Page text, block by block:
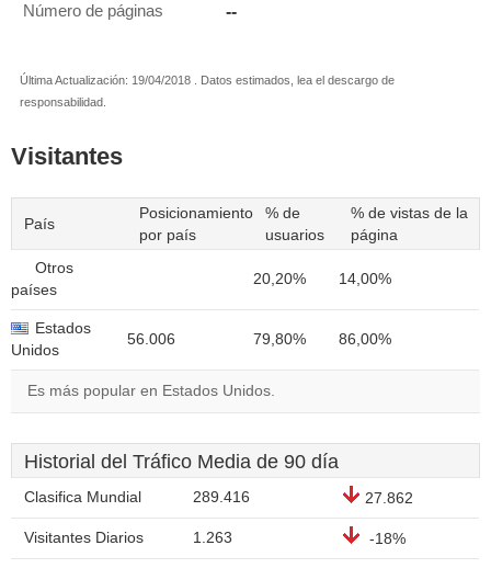
Número de páginas --
Última Actualización: 19/04/2018 . Datos estimados, lea el descargo de
responsabilidad.
Visitantes
País
Posicionamiento
por país
% de
usuarios
% de vistas de la
página
Otros
países
20,20% 14,00%
Estados
Unidos
56.006 79,80% 86,00%
Es más popular en Estados Unidos.
Historial del Tráfico Media de 90 día
Clasifica Mundial 289.416 27.862
Visitantes Diarios 1.263 -18%